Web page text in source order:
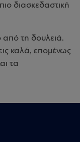
διασκεδαστική
τη δουλειά.
καλά, επομένως
τα